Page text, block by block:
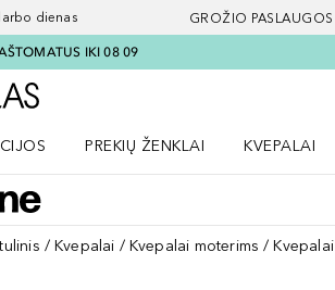
dienas GROŽIO PASLAUGOS
IKI 08 09
Į Douglas pagrindinį puslapį
PREKIŲ ŽENKLAI
KVEPALAI
Kvepalai Kvepalai moterims Kvepalai